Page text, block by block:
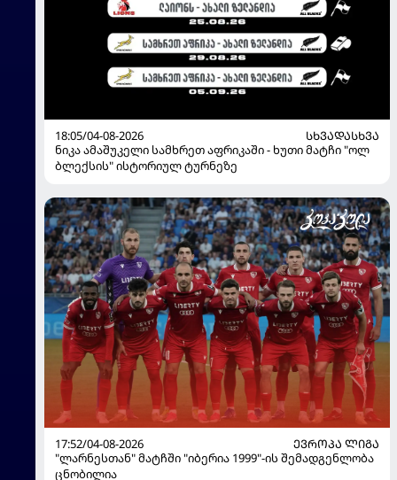
18:05/04-08-2026
ᲡᲮᲕᲐᲓᲐᲡᲮᲕᲐ
ნიკა ამაშუკელი სამხრეთ აფრიკაში - ხუთი მატჩი "ოლ
ბლექსის" ისტორიულ ტურნეზე
17:52/04-08-2026
ᲔᲕᲠᲝᲞᲐ ᲚᲘᲒᲐ
"ლარნესთან" მატჩში "იბერია 1999"-ის შემადგენლობა
ცნობილია